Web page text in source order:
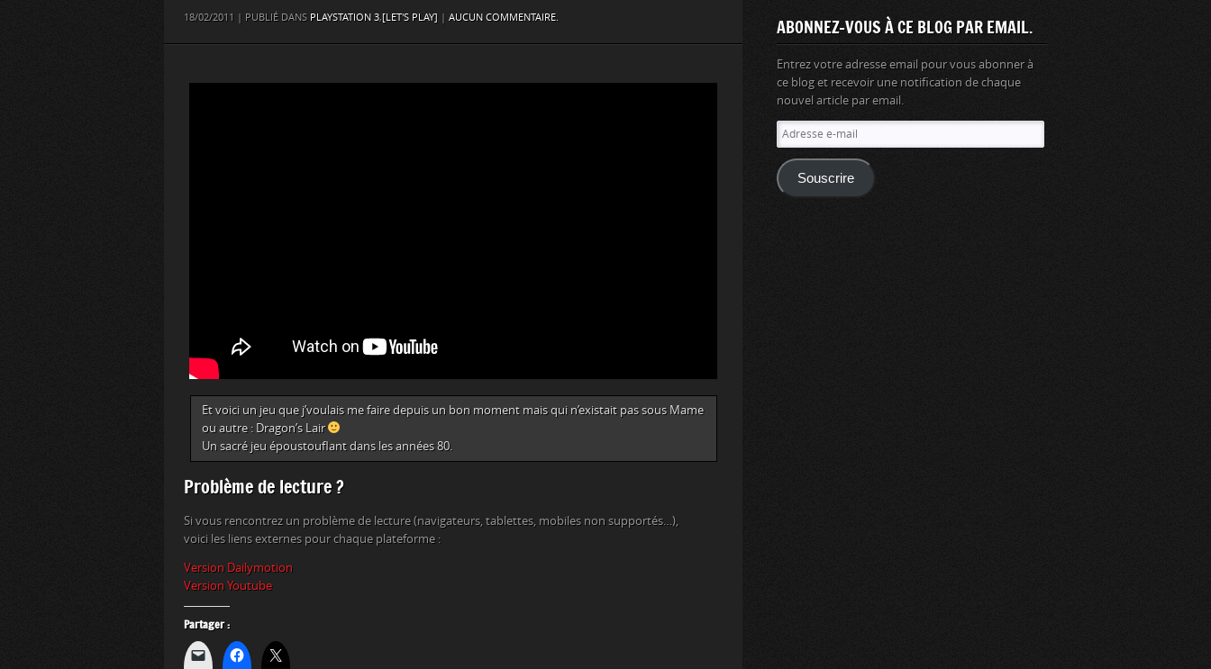
18/02/2011 | PUBLIÉ DANS PLAYSTATION 3,[LET'S PLAY] | AUCUN COMMENTAIRE.
Et voici un jeu que j’voulais me faire depuis un bon moment mais qui n’existait pas sous Mame
ou autre : Dragon’s Lair
Un sacré jeu époustouflant dans les années 80.
Problème de lecture ?
Si vous rencontrez un problème de lecture (navigateurs, tablettes, mobiles non supportés…),
voici les liens externes pour chaque plateforme :
Version Dailymotion
Version Youtube
Partager :
ABONNEZ-VOUS À CE BLOG PAR EMAIL.
Entrez votre adresse email pour vous abonner à
ce blog et recevoir une notification de chaque
nouvel article par email.
Adresse
e-
mail
Souscrire